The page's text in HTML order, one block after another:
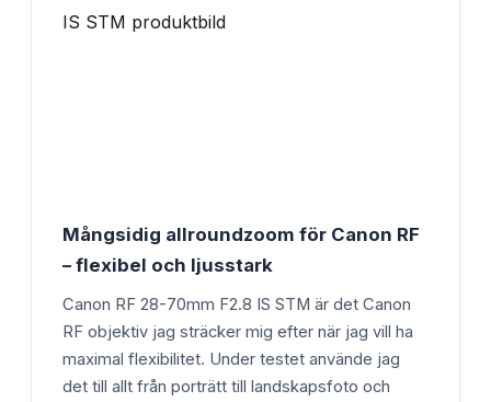
Mångsidig allroundzoom för Canon RF
– flexibel och ljusstark
Canon RF 28-70mm F2.8 IS STM är det Canon
RF objektiv jag sträcker mig efter när jag vill ha
maximal flexibilitet. Under testet använde jag
det till allt från porträtt till landskapsfoto och